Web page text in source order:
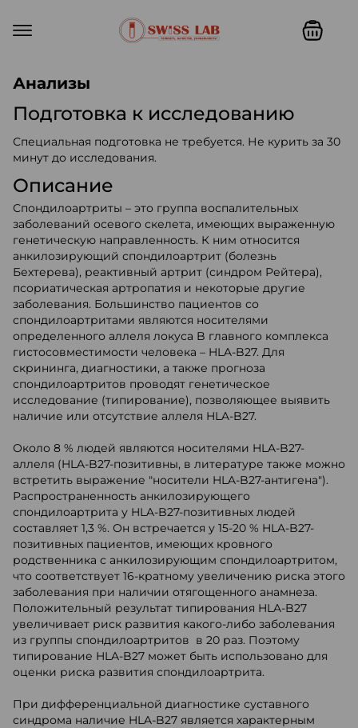
Анализы
Подготовка к исследованию
Специальная подготовка не требуется. Не курить за 30
минут до исследования.
Описание
Спондилоартриты – это группа воспалительных
заболеваний осевого скелета, имеющих выраженную
генетическую направленность. К ним относится
анкилозирующий спондилоартрит (болезнь
Бехтерева), реактивный артрит (синдром Рейтера),
псориатическая артропатия и некоторые другие
заболевания. Большинство пациентов со
спондилоартритами являются носителями
определенного аллеля локуса B главного комплекса
гистосовместимости человека – HLA-B27. Для
скрининга, диагностики, а также прогноза
спондилоартритов проводят генетическое
исследование (типирование), позволяющее выявить
наличие или отсутствие аллеля HLA-B27.
Около 8 % людей являются носителями HLA-B27-
аллеля (HLA-B27-позитивны, в литературе также можно
встретить выражение "носители HLA-B27-антигена").
Распространенность анкилозирующего
спондилоартрита у HLA-B27-позитивных людей
составляет 1,3 %. Он встречается у 15-20 % HLA-B27-
позитивных пациентов, имеющих кровного
родственника с анкилозирующим спондилоартритом,
что соответствует 16-кратному увеличению риска этого
заболевания при наличии отягощенного анамнеза.
Положительный результат типирования HLA-B27
увеличивает риск развития какого-либо заболевания
из группы спондилоартритов в 20 раз. Поэтому
типирование HLA-B27 может быть использовано для
оценки риска развития спондилоартрита.
При дифференциальной диагностике суставного
синдрома наличие HLA-B27 является характерным